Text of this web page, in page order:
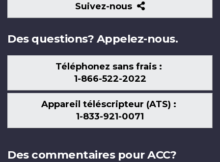
Suivez-nous
Suivez-
nous
Des questions? Appelez-nous.
Téléphonez sans frais :
1-866-522-2022
Appareil téléscripteur (ATS) :
1-833-921-0071
Des commentaires pour ACC?